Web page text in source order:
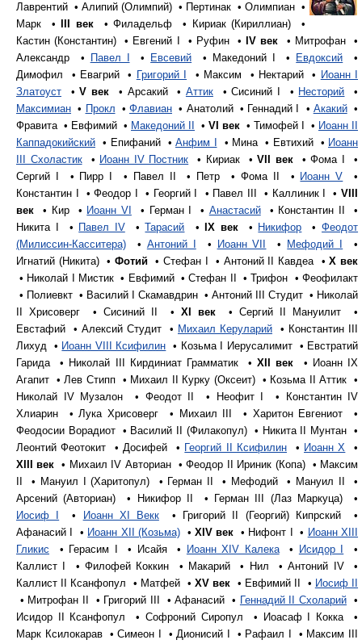
Лаврентий • Алипий (Олимпий) • Пертинак • Олимпиан •
Марк •
III век• Филадельф • Кириак (Кириллиан) •
Кастин (Константин) • Евгений I • Руфин •
IV век • Митрофан •
Александр •
Павел I • Евсевий • Македоний I • Евдоксий •
Димофил • Евагрий • Григорий I • Максим • Нектарий • Иоанн I
Златоуст •V век • Арсакий • Аттик• Сисиний I • Несторий •
Максимиан • Прокл • Флавиан • Анатолий • Геннадий I • Акакий•
Фравита • Евфимий • Македоний II • VI век • Тимофей I • Иоанн II
Каппадокийский • Епифаний • Анфим I • Мина • Евтихий • Иоанн
III Схоластик• Иоанн IV Постник • Кириак •VII век• Фома I •
Сергий I • Пирр I • Павел II • Петр • Фома II • Иоанн V •
Константин I • Феодор I • Георгий I • Павел III • Каллиник I • VIII
век • Кир • Иоанн VI • Герман I • Анастасий• Константин II •
Никита I • Павел IV•Тарасий • IX век• Никифор •Феодот
(Милиссин-Касситера) • Антоний I • Иоанн VII • Мефодий I
•
Игнатий (Никита) • Фотий• Стефан I • Антоний II Кавдеа •X век
• Николай I Мистик • Евфимий • Стефан II • Трифон • Феофилакт
• Полиевкт • Василий I Скамавдрин • Антоний III Студит • Николай
II Хрисоверг • Сисиний II • XI век • Сергий II Мануилит •
Евстафий • Алексий Студит • Михаил Керуларий • Константин III
Лихуд • Иоанн VIII Ксифилин • Козьма I Иерусалимит • Евстратий
Гарида • Николай III Кирдиниат Грамматик •XII век • Иоанн IX
Агапит • Лев Стипп • Михаил II Курку (Оксеит) • Козьма II Аттик •
Николай IV Музалон • Феодот II • Неофит I • Константин IV
Хлиарин • Лука Хрисоверг • Михаил III • Харитон Евгениот •
Феодосии Ворадиот • Василий II (Филакопул) • Никита II Мунтан •
Леонтий Феотокит • Досифей • Георгий II Ксифилин • Иоанн X •
XIII век • Михаил IV Авториан • Феодор II Ириник (Копа) • Максим
II • Мануил I (Харитопул) • Герман II • Мефодий • Мануил II •
Арсений (Авториан) • Никифор II • Герман III (Лаз Маркуца) •
Иосиф I
• Иоанн XI Векк• Григорий II (Георгий) Кипрский •
Афанасий I • Иоанн XII (Козьма) •XIV век • Нифонт I • Иоанн XIII
Гликис • Герасим I • Исайя • Иоанн XIV Калека• Исидор I
•
Каллист I • Филофей Коккин • Макарий • Нил • Антоний IV •
Каллист II Ксанфопул • Матфей • XV век • Евфимий II • Иосиф II
• Митрофан II • Григорий III • Афанасий • Геннадий II Схоларий•
Исидор II Ксанфопул • Софроний Сиропул • Иоасаф I Кокка •
Марк Ксилокарав • Симеон I • Дионисий I • Рафаил I • Максим III